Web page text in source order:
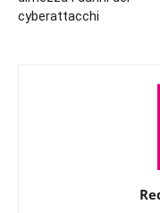
cyberattacchi